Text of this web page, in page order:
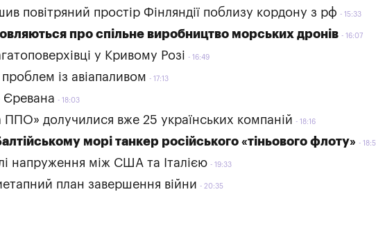
повітряний простір Фінляндії поблизу кордону з рф 15:33
про спільне виробництво морських дронів 16:07
у Кривому Розі 16:49
із авіапаливом 17:13
Єревана 18:03
долучилися вже 25 українських компаній 18:16
морі танкер російського «тіньового флоту»
напруження між США та Італією 19:33
план завершення війни 20:35